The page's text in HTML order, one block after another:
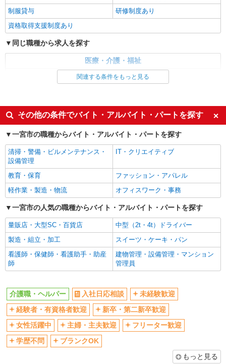
制服貸与
研修制度あり
資格取得支援制度あり
同じ職種から求人を探す
医療・介護・福祉
未経験歓迎
ミドル（40代～）活躍中
ボーナス・賞与あり
車通勤OK
交通費支給
社会保険あり
産休・育休取得実績あり
関連する条件をもっと見る
その他の条件でバイト・アルバイト・パートを探す
一宮市の職種からバイト・アルバイト・パートを探す
清掃・警備・ビルメンテナンス・
設備管理
IT・クリエイティブ
教育・保育
ファッション・アパレル
軽作業・製造・物流
オフィスワーク・事務
一宮市の人気の職種からバイト・アルバイト・パートを探す
量販店・大型SC・百貨店
中型（2t・4t）ドライバー
製造・組立・加工
スイーツ・ケーキ・パン
看護師・保健師・看護助手・助産
師
建物管理・設備管理・マンション
管理員
介護職・ヘルパー 入社日応相談
未経験歓迎
経験者・有資格者歓迎
新卒・第二新卒歓迎
女性活躍中
主婦・主夫歓迎
フリーター歓迎
学歴不問
ブランクOK
もっと見る